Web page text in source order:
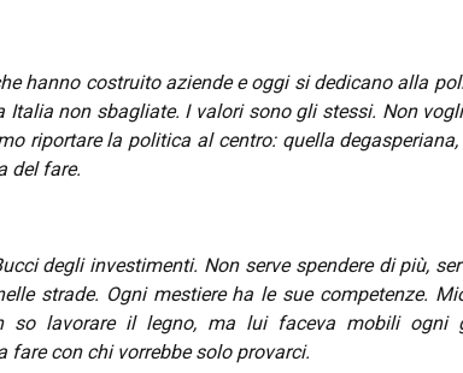
hanno costruito aziende e oggi si dedicano alla
Italia non sbagliate. I valori sono gli stessi. Non
riportare la politica al centro: quella
del fare.
degli investimenti. Non serve spendere di più,
strade. Ogni mestiere ha le sue competenze.
so lavorare il legno, ma lui faceva mobili ogni
fare con chi vorrebbe solo provarci.